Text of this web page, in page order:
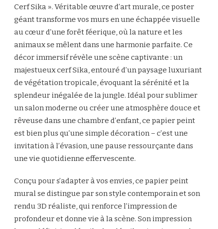
Cerf Sika ». Véritable œuvre d’art murale, ce poster
géant transforme vos murs en une échappée visuelle
au cœur d’une forêt féerique, où la nature et les
animaux se mêlent dans une harmonie parfaite. Ce
décor immersif révèle une scène captivante : un
majestueux cerf Sika, entouré d’un paysage luxuriant
de végétation tropicale, évoquant la sérénité et la
splendeur inégalée de la jungle. Idéal pour sublimer
un salon moderne ou créer une atmosphère douce et
rêveuse dans une chambre d’enfant, ce papier peint
est bien plus qu’une simple décoration – c’est une
invitation à l’évasion, une pause ressourçante dans
une vie quotidienne effervescente.
Conçu pour s’adapter à vos envies, ce papier peint
mural se distingue par son style contemporain et son
rendu 3D réaliste, qui renforce l’impression de
profondeur et donne vie à la scène. Son impression